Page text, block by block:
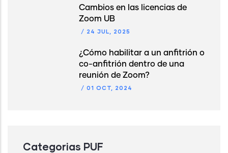
Cambios en las licencias de
Zoom UB
/ 24 JUL, 2025
¿Cómo habilitar a un anfitrión o
co-anfitrión dentro de una
reunión de Zoom?
/ 01 OCT, 2024
Categorias PUF